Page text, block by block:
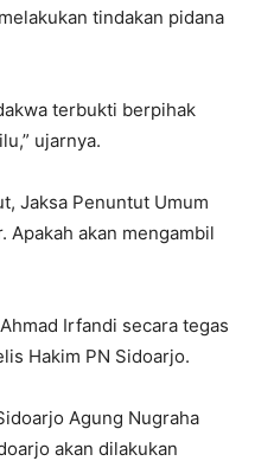
tindakan pidana
terbukti berpihak
ujarnya.
Jaksa Penuntut Umum
Apakah akan mengambil
Irfandi secara tegas
Hakim PN Sidoarjo.
Agung Nugraha
akan dilakukan